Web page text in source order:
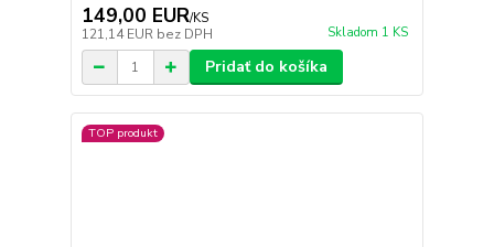
149,00 EUR/KS
121,14 EUR bez DPH Skladom 1 KS
Pridať do košíka
TOP produkt